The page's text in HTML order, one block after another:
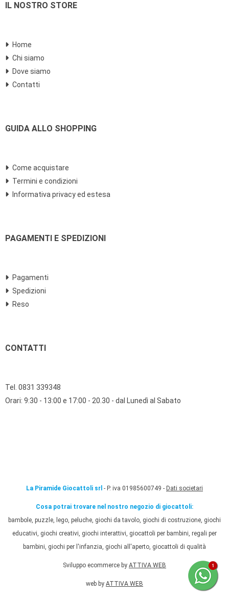
IL NOSTRO STORE
Home
Chi siamo
Dove siamo
Contatti
GUIDA ALLO SHOPPING
Come acquistare
Termini e condizioni
Informativa privacy ed estesa
PAGAMENTI E SPEDIZIONI
Pagamenti
Spedizioni
Reso
CONTATTI
Tel. 0831 339348
Orari: 9:30 - 13:00 e 17:00 - 20.30 - dal Lunedì al Sabato
La Piramide Giocattoli srl - P. iva 01985600749 - Dati societari
Cosa potrai trovare nel nostro negozio di giocattoli:
bambole, puzzle, lego, peluche, giochi da tavolo, giochi di costruzione, giochi
educativi, giochi creativi, giochi interattivi, giocattoli per bambini, regali per
bambini, giochi per l'infanzia, giochi all'aperto, giocattoli di qualità
Sviluppo ecommerce by ATTIVA WEB
web by ATTIVA WEB